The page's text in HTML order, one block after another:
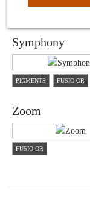
Symphony
PIGMENTS FUSIO OR
Zoom
FUSIO OR